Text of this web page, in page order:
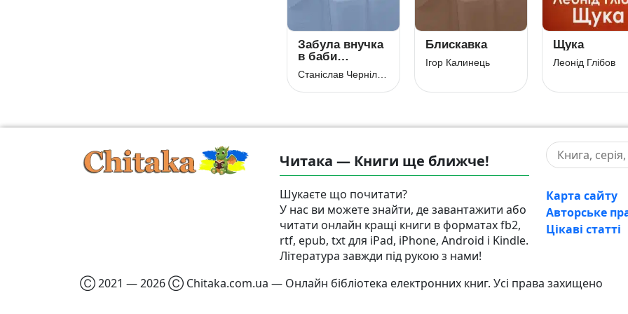
Забула внучка
в баби
черевички…
Блискавка
Ігор Калинець
Щука
Леонід Глібов
Читака — Книги ще ближче!
Шукаєте що почитати?
У нас ви можете знайти, де завантажити або
читати онлайн кращі книги в форматах fb2,
rtf, epub, txt для iPad, iPhone, Android і Kindle.
Література завжди під рукою з нами!
Карта сайту
Авторське
Цікаві статті
Ⓒ 2021 — 2026 Ⓒ Chitaka.com.ua — Онлайн бібліотека електронних книг. Усі права захищено